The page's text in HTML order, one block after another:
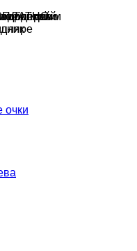
дерево
диоптрий
очки